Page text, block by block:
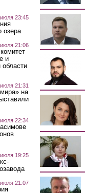
23:45
озера
21:06
и
области
21:31
на
22:34
19:25
21:07